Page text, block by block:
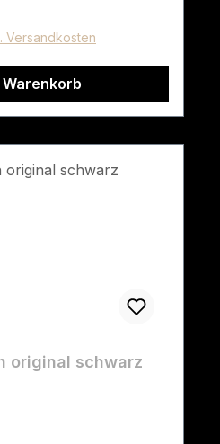
Versandkosten
Warenkorb
original schwarz